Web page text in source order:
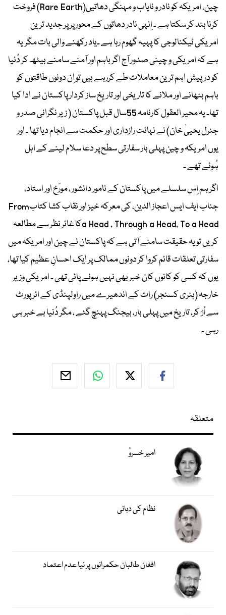
چین، امریکہ کو نادر و نایاب و مہنگی دھاتیں(Rare Earth) فروخت
کرنا بند کر سکتا ہے ۔ اِنہی نادر دھاتوں کے محور پر پر جدید ترین
امریکی ٹیکنالوجی کا پہیہ گھوم رہا ہے ۔یاد رکھنے والی بات مگریہ
ہے کہ امریکی و چینی صدور آج اگر باہم اور آمنے سامنے بیٹھ کر دُنیا
کو درپیش اہم ترین معاملات طے کررہے ہیں تو اِن دونوں طاقتوں کو
باہم بٹھانے اور ملانے کا تاریخی اور تاریخ ساز کردار پاکستان نے ادا کیا
تھا۔ یہ محیر العقول کارنامہ 55سال قبل پاکستان ( زیر نگرانی صدر و
جنرل یحییٰ خان) نے نہائت رازداری اور حکمت سے انجام دیا تھا ۔ اور
یوں امریکہ و چین پہلی بار سفارتی سطح پر دعا سلام لینے کے اہل
ہُوئے تھے ۔
اگر ہم اِس سلسلے میں پاکستان کے نامور دانشور ، مورّخ اور استاد،
جناب ایف ایس اعجاز الدین، کی معرکہ خیز اور نقاب کشا کتابFrom
a Head , Through a Head, To a Headکا غائر نظر سے مطالعہ
کریں تو یہ حقیقت سامنے آتی ہے کہ پاکستان نے چین اور امریکہ میں
سفارتی تعلقات قائم کروا کر دونوں ممالک پر ایک احسانِ عظیم کیا تھا،
یوں کہ کسی کو کانوں کان خبر بھی نہیں ہونے پائی تھی ۔ امریکی وزیر
خارجہ (ہنری کسنجر) رات کے اندھیرے میں راولپنڈی کے ائر پورٹ
سے اُڑ کر، تاریخ میں پہلی بار، بیجنگ پہنچ گئے ، مگر دُنیا بے خبر ہی
رہی ۔
متعلقہ
امیر خسروؒ
نظام کی دہائی
افغان طالبان حکمرانوں پر نیا عدم اعتماد